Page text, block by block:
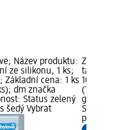
Název produktu:
ze silikonu, 1 ks;
Základní cena: 1 ks
dm značka
Status zelený
šedý Vybrat
Značka:
talíř, více
109,00 Kč;
(109,00 Kč
grafika;
Skladem,
prodejnu